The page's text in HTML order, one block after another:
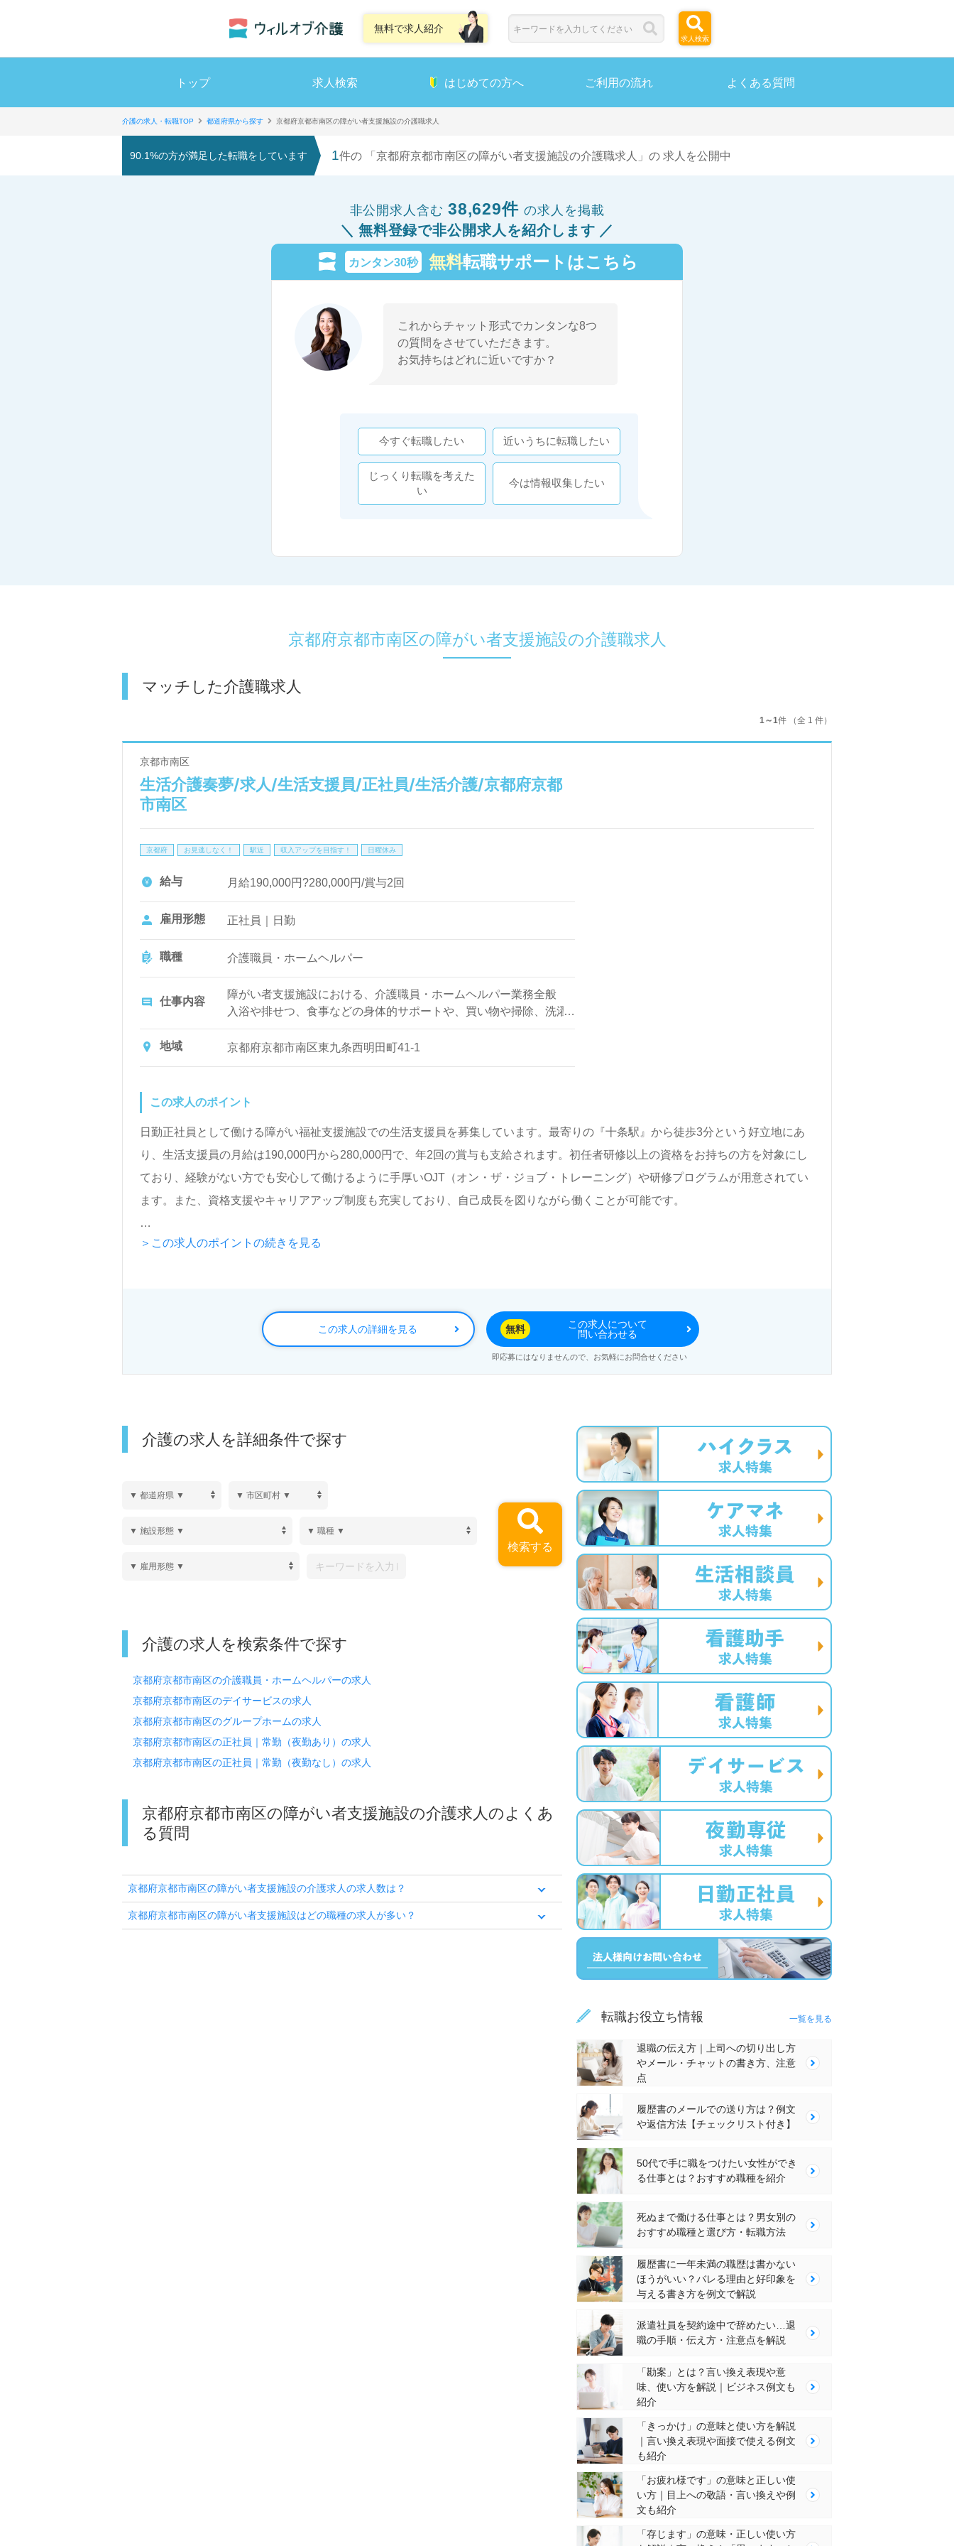
無料で求人紹介
求人検索
トップ 求人検索 はじめての方へ ご利用の流れ よくある質問
介護の求人・転職TOP 都道府県から探す 京都府京都市南区の障がい者支援施設の介護職求人
90.1%の方が満足した転職をしています 1件の 「京都府京都市南区の障がい者支援施設の介護職求人」の 求人を公開中
非公開求人含む 38,629件 の求人を掲載
無料登録で非公開求人を紹介します
カンタン30秒 無料転職サポートはこちら
これからチャット形式でカンタンな8つ
の質問をさせていただきます。
お気持ちはどれに近いですか？
今すぐ転職したい 近いうちに転職したい
じっくり転職を考えた
い
今は情報収集したい
京都府京都市南区の障がい者支援施設の介護職求人
マッチした介護職求人
1～1件 （全 1 件）
京都市南区
生活介護奏夢/求人/生活支援員/正社員/生活介護/京都府京都
市南区
京都府 お見逃しなく！ 駅近 収入アップを目指す！ 日曜休み
給与 月給190,000円?280,000円/賞与2回
雇用形態 正社員｜日勤
職種 介護職員・ホームヘルパー
仕事内容
障がい者支援施設における、介護職員・ホームヘルパー業務全般
入浴や排せつ、食事などの身体的サポートや、買い物や掃除、洗濯
など日常生活のサポートなど
地域
京都府京都市南区東九条西明田町41-1
この求人のポイント
日勤正社員として働ける障がい福祉支援施設での生活支援員を募集しています。最寄りの『十条駅』から徒歩3分という好立地にあ
り、生活支援員の月給は190,000円から280,000円で、年2回の賞与も支給されます。初任者研修以上の資格をお持ちの方を対象にし
ており、経験がない方でも安心して働けるように手厚いOJT（オン・ザ・ジョブ・トレーニング）や研修プログラムが用意されてい
ます。また、資格支援やキャリアアップ制度も充実しており、自己成長を図りながら働くことが可能です。
当施設は、関わるすべての人の夢や目標を実現することを掲げており、職員同士のコミュニケーションも良好です。利用者様の個性
方、ぜひご応募をお待ちしています。
＞この求人のポイントの続きを見る
この求人の詳細を見る 無料
この求人について
問い合わせる
即応募にはなりませんので、お気軽にお問合せください
介護の求人を詳細条件で探す
検索する
介護の求人を検索条件で探す
京都府京都市南区の介護職員・ホームヘルパーの求人
京都府京都市南区のデイサービスの求人
京都府京都市南区のグループホームの求人
京都府京都市南区の正社員｜常勤（夜勤あり）の求人
京都府京都市南区の正社員｜常勤（夜勤なし）の求人
京都府京都市南区の障がい者支援施設の介護求人のよくあ
る質問
京都府京都市南区の障がい者支援施設の介護求人の求人数は？
京都府京都市南区の障がい者支援施設はどの職種の求人が多い？
転職お役立ち情報 一覧を見る
退職の伝え方｜上司への切り出し方
やメール・チャットの書き方、注意
点
履歴書のメールでの送り方は？例文
や返信方法【チェックリスト付き】
50代で手に職をつけたい女性ができ
る仕事とは？おすすめ職種を紹介
死ぬまで働ける仕事とは？男女別の
おすすめ職種と選び方・転職方法
履歴書に一年未満の職歴は書かない
ほうがいい？バレる理由と好印象を
与える書き方を例文で解説
派遣社員を契約途中で辞めたい…退
職の手順・伝え方・注意点を解説
「勘案」とは？言い換え表現や意
味、使い方を解説｜ビジネス例文も
紹介
「きっかけ」の意味と使い方を解説
｜言い換え表現や面接で使える例文
も紹介
「お疲れ様です」の意味と正しい使
い方｜目上への敬語・言い換えや例
文も紹介
「存じます」の意味・正しい使い方